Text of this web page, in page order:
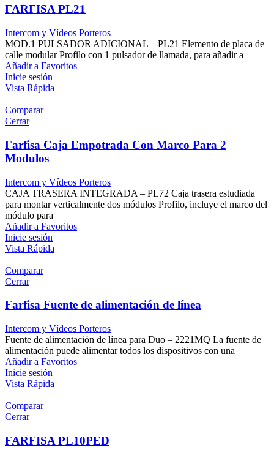
FARFISA PL21
Intercom y Vídeos Porteros
MOD.1 PULSADOR ADICIONAL – PL21 Elemento de placa de
calle modular Profilo con 1 pulsador de llamada, para añadir a
Añadir a Favoritos
Inicie sesión
Vista Rápida
Comparar
Cerrar
Farfisa Caja Empotrada Con Marco Para 2
Modulos
Intercom y Vídeos Porteros
CAJA TRASERA INTEGRADA – PL72 Caja trasera estudiada
para montar verticalmente dos módulos Profilo, incluye el marco del
módulo para
Añadir a Favoritos
Inicie sesión
Vista Rápida
Comparar
Cerrar
Farfisa Fuente de alimentación de línea
Intercom y Vídeos Porteros
Fuente de alimentación de línea para Duo – 2221MQ La fuente de
alimentación puede alimentar todos los dispositivos con una
Añadir a Favoritos
Inicie sesión
Vista Rápida
Comparar
Cerrar
FARFISA PL10PED